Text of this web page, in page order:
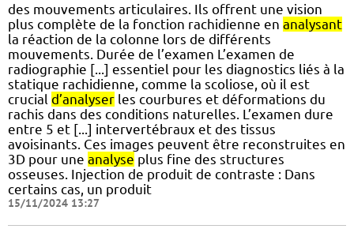
des mouvements articulaires. Ils offrent une vision
plus complète de la fonction rachidienne en analysant
la réaction de la colonne lors de différents
mouvements. Durée de l’examen L’examen de
radiographie [...] essentiel pour les diagnostics liés à la
statique rachidienne, comme la scoliose, où il est
crucial d’analyser les courbures et déformations du
rachis dans des conditions naturelles. L’examen dure
entre 5 et [...] intervertébraux et des tissus
avoisinants. Ces images peuvent être reconstruites en
3D pour une analyse plus fine des structures
osseuses. Injection de produit de contraste : Dans
certains cas, un produit
15/11/2024 13:27